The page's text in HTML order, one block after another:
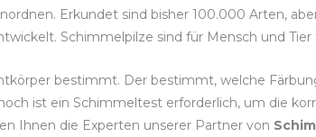
Erkundet sind bisher 100.000 Arten,
Schimmelpilze sind für Mensch und
bestimmt. Der bestimmt, welche
ist ein Schimmeltest erforderlich, um die
Ihnen die Experten unserer Partner von